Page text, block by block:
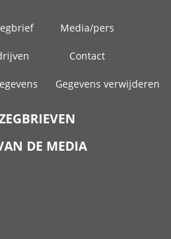
Media/pers
Contact
Gegevens verwijderen
DE MEDIA